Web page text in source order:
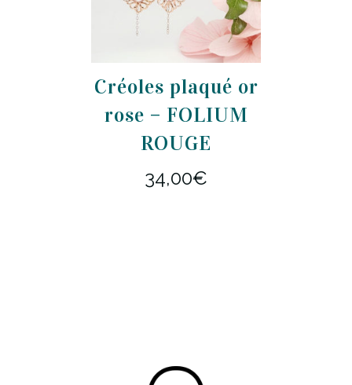
Créoles plaqué or
rose – FOLIUM
ROUGE
34,00€